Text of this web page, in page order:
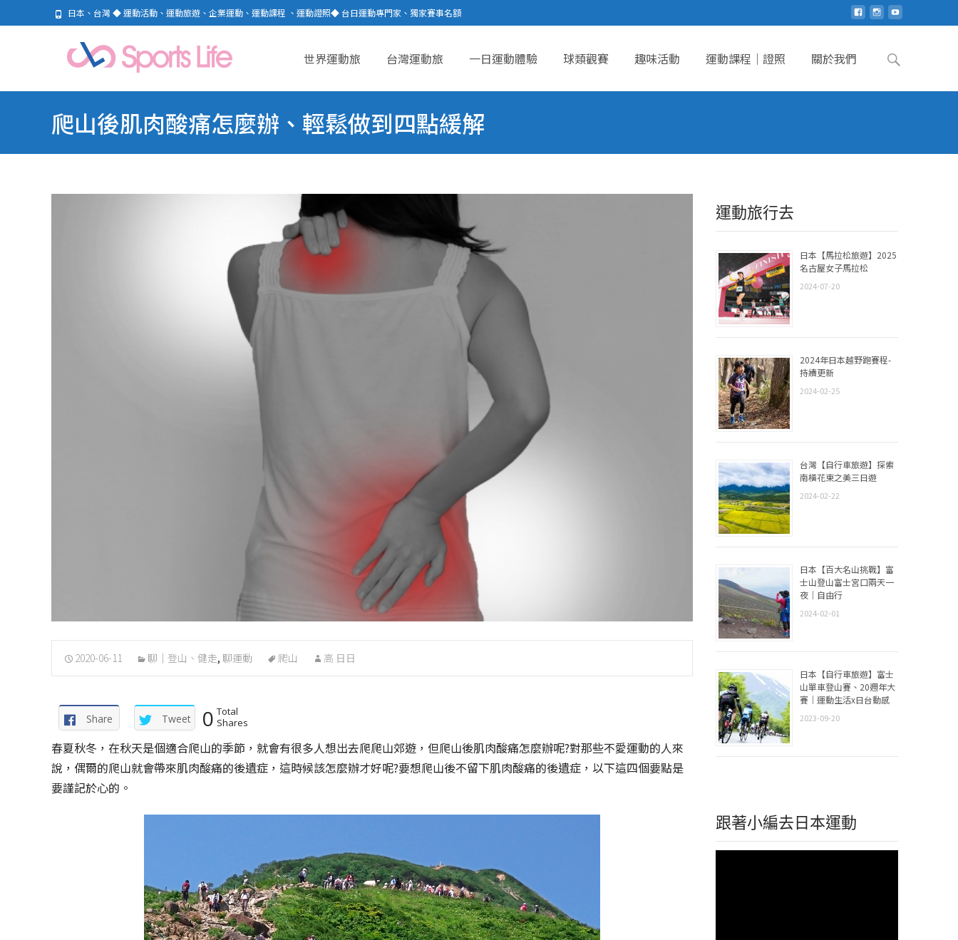
日本、台灣 ◆ 運動活動、運動旅遊、企業運動、運動課程 、運動證照◆ 台日運動專門家、獨家賽事名額
世界運動旅 台灣運動旅 一日運動體驗 球類觀賽 趣味活動 運動課程｜證照 關於我們
Search
爬山後肌肉酸痛怎麼辦、輕鬆做到四點緩解
2020-06-11 聊｜登山、健走, 聊運動 爬山 高 日日
Share Tweet 0 Total
Shares
春夏秋冬，在秋天是個適合爬山的季節，就會有很多人想出去爬爬山郊遊，但爬山後肌肉酸痛怎麼辦呢?對那些不愛運動的人來
說，偶爾的爬山就會帶來肌肉酸痛的後遺症，這時候該怎麼辦才好呢?要想爬山後不留下肌肉酸痛的後遺症，以下這四個要點是
要謹記於心的。
運動旅行去
日本【馬拉松旅遊】2025
名古屋女子馬拉松
2024-07-20
2024年日本越野跑賽程-
持續更新
2024-02-25
台灣【自行車旅遊】探索
南橫花東之美三日遊
2024-02-22
日本【百大名山挑戰】富
士山登山富士宮口兩天一
夜｜自由行
2024-02-01
日本【自行車旅遊】富士
山單車登山賽、20週年大
賽｜運動生活x日台動感
2023-09-20
跟著小編去日本運動